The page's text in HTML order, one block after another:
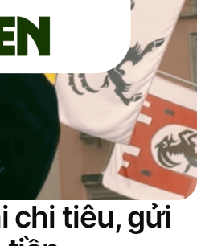
chi tiêu, gửi